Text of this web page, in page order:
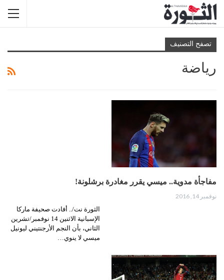
تصفح التصنيف
رياضة
مفاجأة مدوية.. ميسي يقرر مغادرة برشلونة!
نوفمبر 14, 2016
الثورة نت/.. أفادت صحيفة ماركا
الإسبانية الاثنين 14 نوفمبر/تشرين
الثاني، بأن النجم الأرجنتيني ليونيل
ميسي لا ينوي…